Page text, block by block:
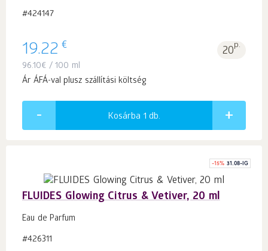
#424147
19.22 € 20p.
96.10€ / 100 ml
Ár ÁFÁ-val plusz szállítási költség
Kosárba 1 db.
-15% 31.08-IG
FLUIDES Glowing Citrus & Vetiver, 20 ml
Eau de Parfum
#426311